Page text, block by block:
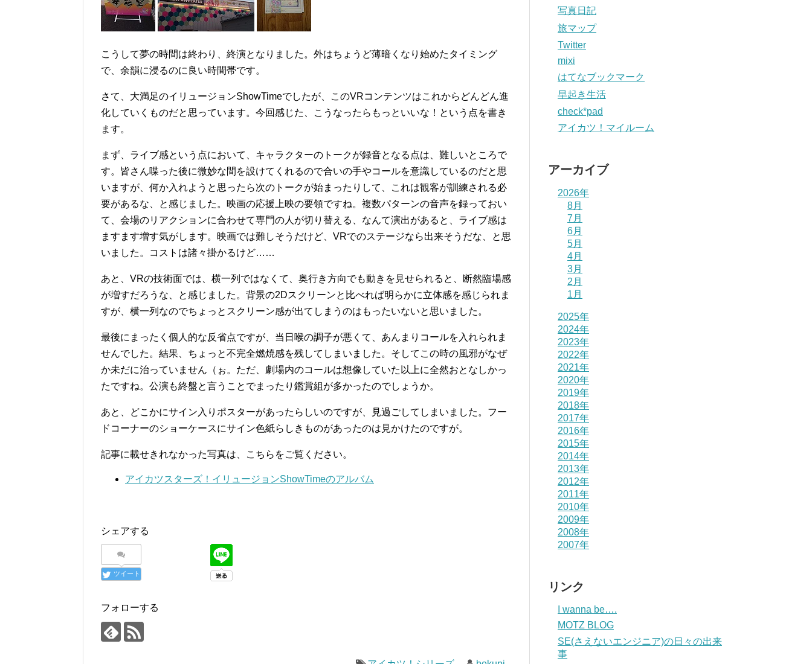
こうして夢の時間は終わり、終演となりました。外はちょうど薄暗くなり始めたタイミング
で、余韻に浸るのに良い時間帯です。
さて、大満足のイリュージョンShowTimeでしたが、このVRコンテンツはこれからどんどん進
化していくものだと思っています。今回感じた、こうなったらもっといいな！という点を書き
ます。
まず、ライブ感という点において、キャラクターのトークが録音となる点は、難しいところで
す。皆さん喋った後に微妙な間を設けてくれるので合いの手やコールを意識しているのだと思
いますが、何か入れようと思ったら次のトークが始まったりして、これは観客が訓練される必
要があるな、と感じました。映画の応援上映の要領ですね。複数パターンの音声を録っておい
て、会場のリアクションに合わせて専門の人が切り替える、なんて演出があると、ライブ感は
ますます増す気がします。映画では難しそうだけど、VRでのステージなら出来そうだな、と思
いました。コストは諸々掛かるけど……
あと、VRの技術面では、横一列ではなくて、奥行き方向でも動きを見せられると、断然臨場感
が増すだろうな、と感じました。背景の2Dスクリーンと比べれば明らかに立体感を感じられま
すが、横一列なのでちょっとスクリーン感が出てしまうのはもったいないと思いました。
最後にまったく個人的な反省点ですが、当日喉の調子が悪くて、あんまりコールを入れられま
せんでした。結果、ちょっと不完全燃焼感を残してしまいました。そしてこの時の風邪がなぜ
か未だに治っていません（ぉ。ただ、劇場内のコールは想像していた以上に全然おとなしかっ
たですね。公演も終盤と言うことでまったり鑑賞組が多かったのでしょうか。
あと、どこかにサイン入りポスターがあったらしいのですが、見過ごしてしまいました。フー
ドコーナーのショーケースにサイン色紙らしきものがあったのは見かけたのですが。
記事に載せきれなかった写真は、こちらをご覧ください。
アイカツスターズ！イリュージョンShowTimeのアルバム
シェアする
ツイート
フォローする
写真日記
旅マップ
Twitter
mixi
はてなブックマーク
早起き生活
check*pad
アイカツ！マイルーム
アーカイブ
2026年
8月
7月
6月
5月
4月
3月
2月
1月
2025年
2024年
2023年
2022年
2021年
2020年
2019年
2018年
2017年
2016年
2015年
2014年
2013年
2012年
2011年
2010年
2009年
2008年
2007年
リンク
I wanna be….
MOTZ BLOG
SE(さえないエンジニア)の日々の出来
事